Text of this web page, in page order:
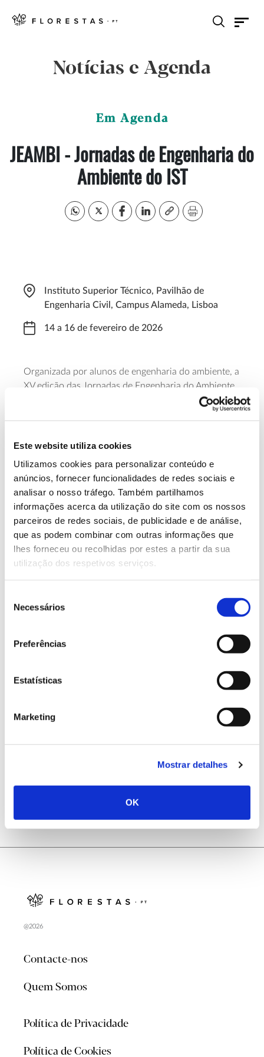
Este website utiliza cookies
Utilizamos cookies para personalizar conteúdo e
anúncios, fornecer funcionalidades de redes sociais e
analisar o nosso tráfego. Também partilhamos
informações acerca da utilização do site com os nossos
parceiros de redes sociais, de publicidade e de análise,
que as podem combinar com outras informações que
lhes forneceu ou recolhidas por estes a partir da sua
utilização dos respetivos serviços.
Necessários
Preferências
Estatísticas
Marketing
Mostrar detalhes
OK
Notícias e Agenda
Em Agenda
JEAMBI - Jornadas de Engenharia do
Ambiente do IST
Instituto Superior Técnico, Pavilhão de
Engenharia Civil, Campus Alameda, Lisboa
14 a 16 de fevereiro de 2026
Organizada por alunos de engenharia do ambiente, a
XV edição das Jornadas de Engenharia do Ambiente
do Instituto Superior Técnico – JEAmbi vai debater
temas diversos desta engenharia, além de temáticas
transição energética.
Saber mais
13.07.2026
Genoma do priolo e de outras espécies em risco:
conhecer para conservar
02.07.2026
Registar galhas de Trichi em acácia-das-espigas:
cidadãos chamados a ajudar
25.06.2026
@2026
Contacte-nos
Quem Somos
Política de Privacidade
Política de Cookies